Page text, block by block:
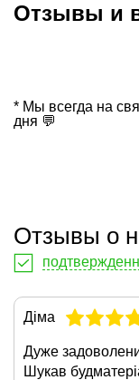
Отзывы и
* Мы всегда на
дня 💬
Отзывы о
Діма
Дуже
Шукав